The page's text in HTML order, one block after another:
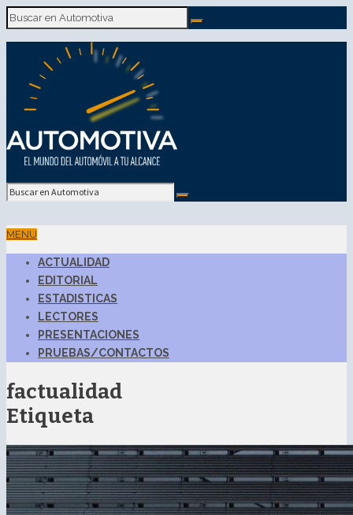
MENU
ACTUALIDAD
EDITORIAL
ESTADISTICAS
LECTORES
PRESENTACIONES
PRUEBAS/CONTACTOS
factualidad
Etiqueta